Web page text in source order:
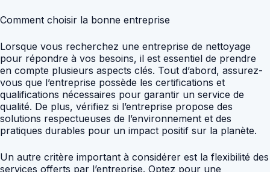
Comment choisir la bonne entreprise
Lorsque vous recherchez une entreprise de nettoyage
pour répondre à vos besoins, il est essentiel de prendre
en compte plusieurs aspects clés. Tout d’abord, assurez-
vous que l’entreprise possède les certifications et
qualifications nécessaires pour garantir un service de
qualité. De plus, vérifiez si l’entreprise propose des
solutions respectueuses de l’environnement et des
pratiques durables pour un impact positif sur la planète.
Un autre critère important à considérer est la flexibilité des
services offerts par l’entreprise. Optez pour une